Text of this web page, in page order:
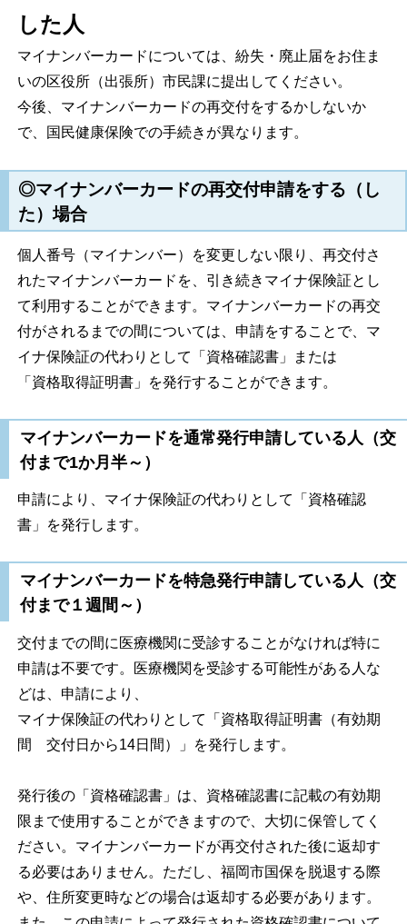
した人
マイナンバーカードについては、紛失・廃止届をお住ま
いの区役所（出張所）市民課に提出してください。
今後、マイナンバーカードの再交付をするかしないか
で、国民健康保険での手続きが異なります。
◎マイナンバーカードの再交付申請をする（し
た）場合
個人番号（マイナンバー）を変更しない限り、再交付さ
れたマイナンバーカードを、引き続きマイナ保険証とし
て利用することができます。マイナンバーカードの再交
付がされるまでの間については、申請をすることで、マ
イナ保険証の代わりとして「資格確認書」または
「資格取得証明書」を発行することができます。
マイナンバーカードを通常発行申請している人（交
付まで1か月半～）
申請により、マイナ保険証の代わりとして「資格確認
書」を発行します。
マイナンバーカードを特急発行申請している人（交
付まで１週間～）
交付までの間に医療機関に受診することがなければ特に
申請は不要です。医療機関を受診する可能性がある人な
どは、申請により、
マイナ保険証の代わりとして「資格取得証明書（有効期
間 交付日から14日間）」を発行します。
発行後の「資格確認書」は、資格確認書に記載の有効期
限まで使用することができますので、大切に保管してく
ださい。マイナンバーカードが再交付された後に返却す
る必要はありません。ただし、福岡市国保を脱退する際
や、住所変更時などの場合は返却する必要があります。